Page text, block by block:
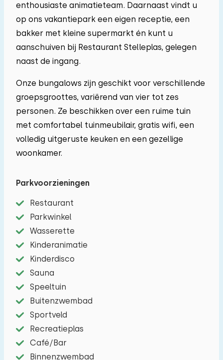
enthousiaste animatieteam. Daarnaast vindt u
op ons vakantiepark een eigen receptie, een
bakker met kleine supermarkt én kunt u
aanschuiven bij Restaurant Stelleplas, gelegen
naast de ingang.
Onze bungalows zijn geschikt voor verschillende
groepsgroottes, variërend van vier tot zes
personen. Ze beschikken over een ruime tuin
met comfortabel tuinmeubilair, gratis wifi, een
volledig uitgeruste keuken en een gezellige
woonkamer.
Parkvoorzieningen
Restaurant
Parkwinkel
Wasserette
Kinderanimatie
Kinderdisco
Sauna
Speeltuin
Buitenzwembad
Sportveld
Recreatieplas
Café/Bar
Binnenzwembad